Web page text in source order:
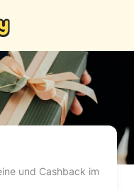
und Cashback im